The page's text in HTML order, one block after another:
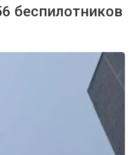
беспилотников